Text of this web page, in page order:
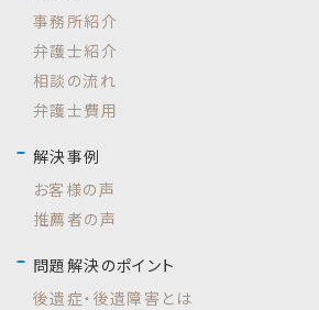
事務所紹介
弁護士紹介
相談の流れ
弁護士費用
解決事例
お客様の声
推薦者の声
問題解決のポイント
後遺症・後遺障害とは